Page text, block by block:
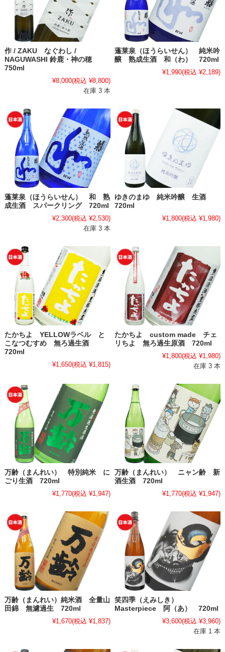
作 / ZAKU なぐわし /
NAGUWASHI 鈴鹿・神の穂
750ml
¥8,000(税込 ¥8,800)
在庫 3 本
蓬莱泉（ほうらいせん） 純米吟
醸 熟成生酒 和（わ） 720ml
¥1,990(税込 ¥2,189)
蓬莱泉（ほうらいせん） 和 熟
成生酒 スパークリング 720ml
¥2,300(税込 ¥2,530)
在庫 3 本
ゆきのまゆ 純米吟醸 生酒
720ml
¥1,800(税込 ¥1,980)
たかちよ YELLOWラベル と
こなつむすめ 無ろ過生酒
720ml
¥1,650(税込 ¥1,815)
たかちよ custom made チェ
リちよ 無ろ過生原酒 720ml
¥1,800(税込 ¥1,980)
在庫 3 本
万齢（まんれい） 特別純米 に
ごり生酒 720ml
¥1,770(税込 ¥1,947)
万齢（まんれい） ニャン齢 新
酒生酒 720ml
¥1,770(税込 ¥1,947)
万齢（まんれい）純米酒 全量山
田錦 無濾過生 720ml
¥1,670(税込 ¥1,837)
笑四季（えみしき）
Masterpiece 阿（あ） 720ml
¥3,600(税込 ¥3,960)
在庫 1 本